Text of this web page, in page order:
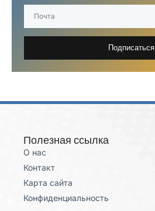
Подписаться
Полезная ссылка
О нас
Контакт
Карта сайта
Конфиденциальность